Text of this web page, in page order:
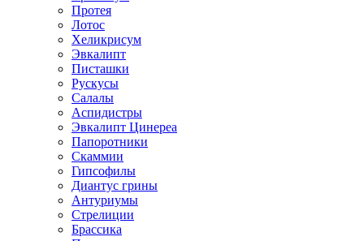
Протея
Лотос
Хеликрисум
Эвкалипт
Писташки
Рускусы
Салалы
Аспидистры
Эвкалипт Цинереа
Папоротники
Скаммии
Гипсофилы
Диантус грины
Антуриумы
Стрелиции
Брассика